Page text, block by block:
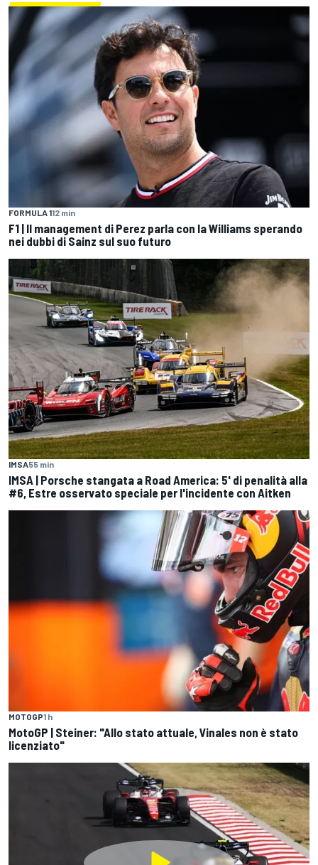
FORMULA 112 min
F1 | Il management di Perez parla con la Williams sperando
nei dubbi di Sainz sul suo futuro
IMSA55 min
IMSA | Porsche stangata a Road America: 5' di penalità alla
#6, Estre osservato speciale per l'incidente con Aitken
MOTOGP1 h
MotoGP | Steiner: "Allo stato attuale, Vinales non è stato
licenziato"